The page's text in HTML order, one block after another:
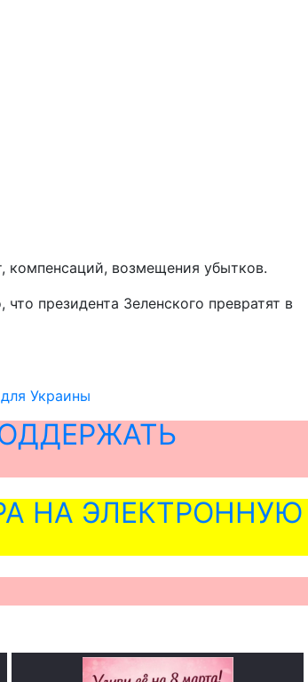
компенсаций, возмещения убытков.
президента Зеленского превратят в
Украины
НА ЭЛЕКТРОННУЮ